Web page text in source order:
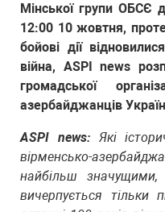
Мінської групи ОБСЄ
12:00 10 жовтня,
бойові дії
війна, ASPI news
громадської
азербайджанців
ASPI news: Які
вірменсько-
найбільш
вичерпується тільки